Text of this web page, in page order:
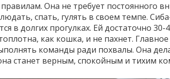
Она не требует постоянного
спать, гулять в своем темпе.
в долгих прогулках. Ей достаточно 30-
как кошка, и не пахнет.
команды ради похвалы. Она
станет верным, спокойным и тихим